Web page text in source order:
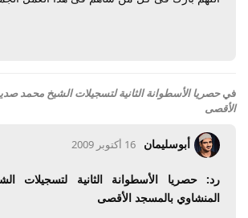
فيحصريا الأسطوانة الثانية لتسجيلات الشيخ محمد
الأقصى
أبوسليمان 16 أكتوبر 2009
رد: حصريا الأسطوانة الثانية لتسجيلات
المنشاوي بالمسجد الأقصى